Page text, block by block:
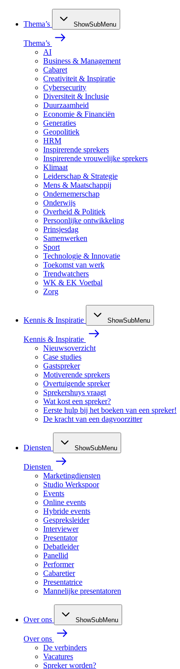
Thema’s ShowSubMenu
Thema’s
AI
Business & Management
Cabaret
Creativiteit & Inspiratie
Cybersecurity
Diversiteit & Inclusie
Duurzaamheid
Economie & Financiën
Generaties
Geopolitiek
HRM
Inspirerende sprekers
Inspirerende vrouwelijke sprekers
Klimaat
Leiderschap & Strategie
Mens & Maatschappij
Ondernemerschap
Onderwijs
Overheid & Politiek
Persoonlijke ontwikkeling
Prinsjesdag
Samenwerken
Sport
Technologie & Innovatie
Toekomst van werk
Trendwatchers
WK & EK Voetbal
Zorg
Kennis & Inspiratie ShowSubMenu
Kennis & Inspiratie
Nieuwsoverzicht
Case studies
Gastspreker
Motiverende sprekers
Overtuigende spreker
Sprekershuys vraagt
Wat kost een spreker?
Eerste hulp bij het boeken van een spreker!
De kracht van een dagvoorzitter
Diensten ShowSubMenu
Diensten
Marketingdiensten
Studio Werkspoor
Events
Online events
Hybride events
Gespreksleider
Interviewer
Presentator
Debatleider
Panellid
Performer
Cabaretier
Presentatrice
Mannelijke presentatoren
Over ons ShowSubMenu
Over ons
De verbinders
Vacatures
Spreker worden?